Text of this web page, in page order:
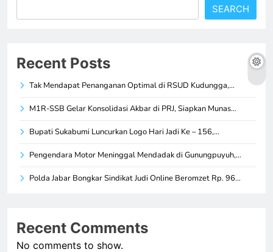
SEARCH
Recent Posts
Tak Mendapat Penanganan Optimal di RSUD Kudungga,…
M1R-SSB Gelar Konsolidasi Akbar di PRJ, Siapkan Munas…
Bupati Sukabumi Luncurkan Logo Hari Jadi Ke – 156,…
Pengendara Motor Meninggal Mendadak di Gunungpuyuh,…
Polda Jabar Bongkar Sindikat Judi Online Beromzet Rp. 96…
Recent Comments
No comments to show.